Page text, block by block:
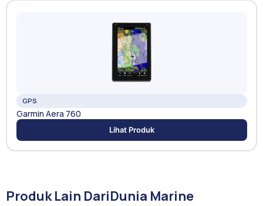
GPS
Garmin Aera 760
Lihat Produk
Produk Lain DariDunia Marine